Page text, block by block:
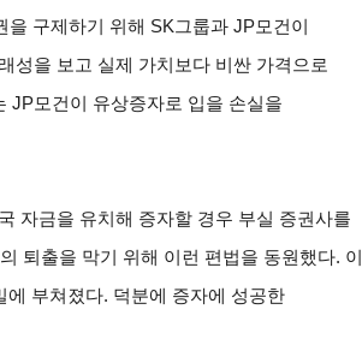
구제하기 위해 SK그룹과 JP모건이
성을 보고 실제 가치보다 비싼 가격으로
JP모건이 유상증자로 입을 손실을
자금을 유치해 증자할 경우 부실 증권사를
퇴출을 막기 위해 이런 편법을 동원했다. 이
부쳐졌다. 덕분에 증자에 성공한